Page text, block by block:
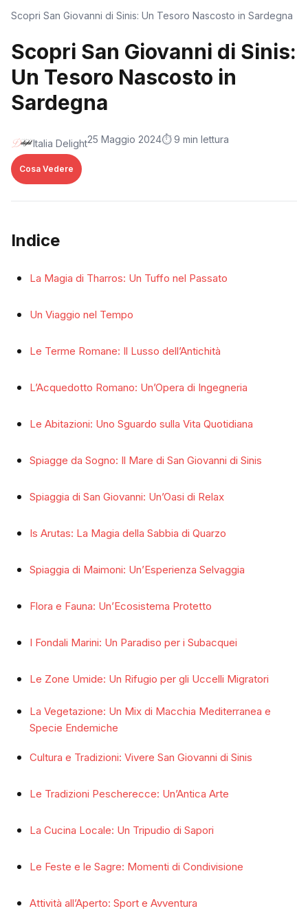
Scopri San Giovanni di Sinis: Un Tesoro Nascosto in Sardegna
Scopri San Giovanni di Sinis:
Un Tesoro Nascosto in
Sardegna
Italia Delight25 Maggio 2024⏱️ 9 min lettura
Cosa Vedere
Indice
La Magia di Tharros: Un Tuffo nel Passato
Un Viaggio nel Tempo
Le Terme Romane: Il Lusso dell’Antichità
L’Acquedotto Romano: Un’Opera di Ingegneria
Le Abitazioni: Uno Sguardo sulla Vita Quotidiana
Spiagge da Sogno: Il Mare di San Giovanni di Sinis
Spiaggia di San Giovanni: Un’Oasi di Relax
Is Arutas: La Magia della Sabbia di Quarzo
Spiaggia di Maimoni: Un’Esperienza Selvaggia
Flora e Fauna: Un’Ecosistema Protetto
I Fondali Marini: Un Paradiso per i Subacquei
Le Zone Umide: Un Rifugio per gli Uccelli Migratori
La Vegetazione: Un Mix di Macchia Mediterranea e
Specie Endemiche
Cultura e Tradizioni: Vivere San Giovanni di Sinis
Le Tradizioni Pescherecce: Un’Antica Arte
La Cucina Locale: Un Tripudio di Sapori
Le Feste e le Sagre: Momenti di Condivisione
Attività all’Aperto: Sport e Avventura